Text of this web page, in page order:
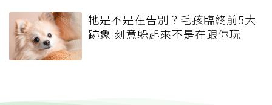
牠是不是在告別？毛孩臨終前5大
跡象 刻意躲起來不是在跟你玩